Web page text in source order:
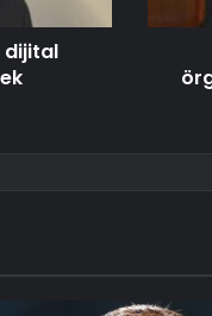
dijital